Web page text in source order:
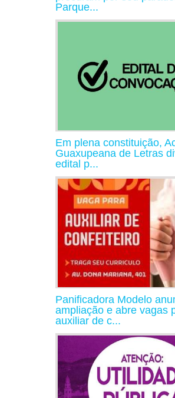
Parque...
Em plena constituição,
Guaxupeana de Letras
edital p...
Panificadora Modelo
ampliação e abre vagas
auxiliar de c...